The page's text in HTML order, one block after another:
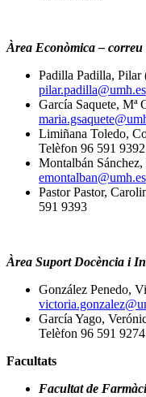
Àrea Econòmica – correu
Padilla Padilla, Pilar
pilar.padilla@umh.es
García Saquete, Mª
Limiñana Toledo,
Telèfon 96 591 9392
Montalbán
emontalban@umh.es
Pastor Pastor,
591 9393
Àrea Suport Docència i
González Penedo,
García Yago,
Telèfon 96 591 9274
Facultats
Facultat de